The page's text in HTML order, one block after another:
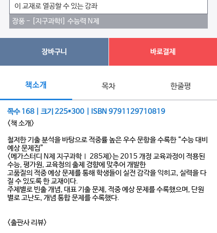
이 교재로 열공할 수 있는 강좌
장풍 - [지구과학I] 수능력 N제
장바구니 바로결제
책소개 목차 한줄평
쪽수 168 | 크기 225*300 | ISBN 9791129710819
<책 소개>
철저한 기출 분석을 바탕으로 적중률 높은 우수 문항을 수록한 “수능 대비
예상 문제집”
<메가스터디 N제 지구과학Ⅰ 285제>는 2015 개정 교육과정이 적용된
수능, 평가원, 교육청의 출제 경향에 맞추어 개발한
고품질의 적중 예상 문제를 통해 학생들이 실전 감각을 익히고, 실력을 다
질 수 있도록 한 교재이다.
주제별로 빈출 개념, 대표 기출 문제, 적중 예상 문제를 수록했으며, 단원
별로 고난도, 개념 통합 문제를 수록했다.
<출판사 리뷰>